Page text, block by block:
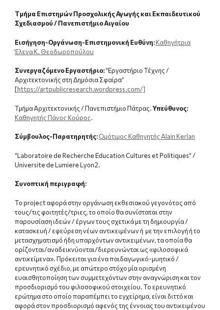
Tμήμα Επιστημών Προσχολικής Αγωγής και Εκπαιδευτικού
Σχεδιασμού / Πανεπιστήμιο Αιγαίου
Εισήγηση-Οργάνωση-Επιστημονική Ευθύνη:Καθηγήτρια
Έλενα Κ. Θεοδωροπούλου
Συνεργαζόμενο Εργαστήριο:“Εργαστήριο Τέχνης /
Αρχιτεκτονικής στη Δημόσια Σφαίρα”
[https://artpublicresearch.wordpress.com/]
Τμήμα Αρχιτεκτονικής / Πανεπιστήμιο Πάτρας.Υπεύθυνος:
Καθηγητής Πάνος Κούρος.
Σύμβουλος-Παρατηρητής:Ομότιμος Καθηγητής Alain Kerlan
“Laboratoire de Recherche Education Cultures et Politiques” /
Universite de Lumiere Lyon2.
Συνοπτική περιγραφή:
Το project αφορά στην οργάνωση εκθεσιακού γεγονότος από
τους/τις φοιτητές/τριες, το οποίο θα συνίσταται στην
παρουσίαση ιδεών / έργων τους σχετικά με τη δημιουργία /
κατασκευή / εφεύρεση νέων αντικειμένων ή με την επιλογή ή το
μετασχηματισμό ήδη υπαρχόντων αντικειμένων, τα οποία θα
ορίζονται/αναδεικνύονται/διερευνώνται ως «φιλοσοφικά
αντικείμενα». Πρόκειται για ένα παιδαγωγικό-μυητικό /
ερευνητικό σχέδιο, με απώτερο στόχο μία ορισμένη
ευαισθητοποίηση των συμμετεχόντων στην αναγνώριση και τον
προσδιορισμό του φιλοσοφικού στοιχείου. Το ερευνητικό
ερώτημα στο οποίο παραπέμπει το εγχείρημα, είναι διττό και
αφορά στον προσδιορισμό αφενός της έννοιας του αντικειμένου